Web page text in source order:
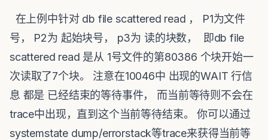
在上例中针对 db file scattered read ， P1为文件
号， P2为 起始块号， p3为 读的块数， 即db file
scattered read 是从 1号文件的第80386 个块开始一
次读取了7个块。 注意在10046中 出现的WAIT 行信
息 都是 已经结束的等待事件， 而当前等待则不会在
trace中出现，直到这个当前等待结束。 你可以通过
systemstate dump/errorstack等trace来获得当前等